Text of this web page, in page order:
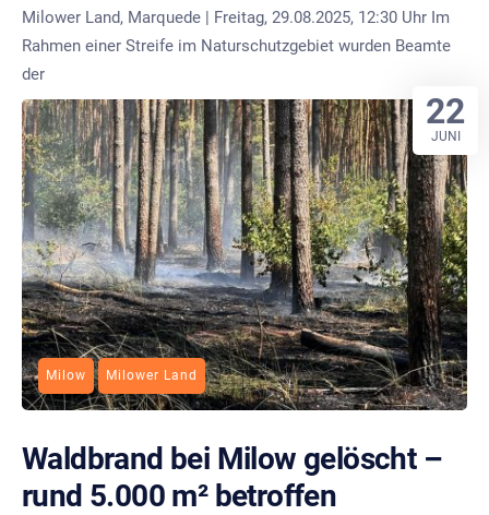
Milower Land, Marquede | Freitag, 29.08.2025, 12:30 Uhr Im
Rahmen einer Streife im Naturschutzgebiet wurden Beamte
der
Milow Milower Land
Waldbrand bei Milow gelöscht –
rund 5.000 m² betroffen
22
JUNI